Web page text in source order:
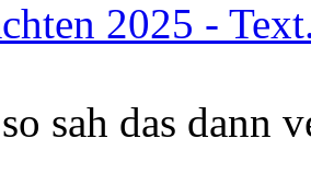
2025 -
sah das dann